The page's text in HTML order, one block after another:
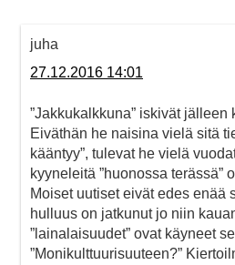
juha
27.12.2016 14:01
”Jakkukalkkuna” iskivät jälleen
Eiväthän he naisina vielä sitä
kääntyy”, tulevat he vielä
kyyneleitä ”huonossa terässä”
Moiset uutiset eivät edes enää
hulluus on jatkunut jo niin
”lainalaisuudet” ovat käyneet
”Monikulttuurisuuteen?”